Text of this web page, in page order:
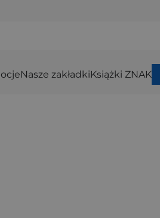
Nasze zakładkiKsiążki ZNAK